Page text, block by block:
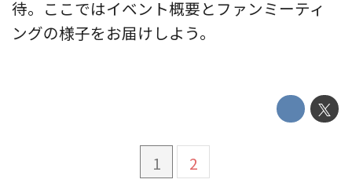
待。ここではイベント概要とファンミーティ
ングの様子をお届けしよう。
1 2